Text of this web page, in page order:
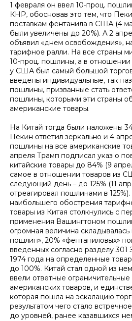
1 февраля он ввел 10-проц.
КНР, обосновав это тем, что
поставкам фентанила в США (4
были увеличены до 20%). А 2
объявил «днем освобождения»,
тарифное ралли. На все страны
10-проц. пошлины, а в отношении
у США был самый большой
введены индивидуальные, так
пошлины, призванные стать
пошлины, которыми эти страны
американские товары.
На Китай тогда были наложены
Пекин ответил зеркально и 4
пошлины на все американские
апреля Трамп подписал указ о
китайские товары до 84% (9
самое в отношении товаров из
следующий день – до 125% (11
отреагировал пошлинами в
наибольшего обострения
товары из Китая столкнулись с
применения Вашингтоном
огромная величина складывалась
пошлин», 20% «фентаниловых»
введенных согласно разделу 301
1974 года на определенные
до 100%. Китай стал одной из
ввели ответные
американских товаров, и
которая пошла на эскалацию
результатом чего стало
до уровней, ранее казавшихся